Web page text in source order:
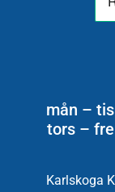
mån –
tors –
Karlskoga